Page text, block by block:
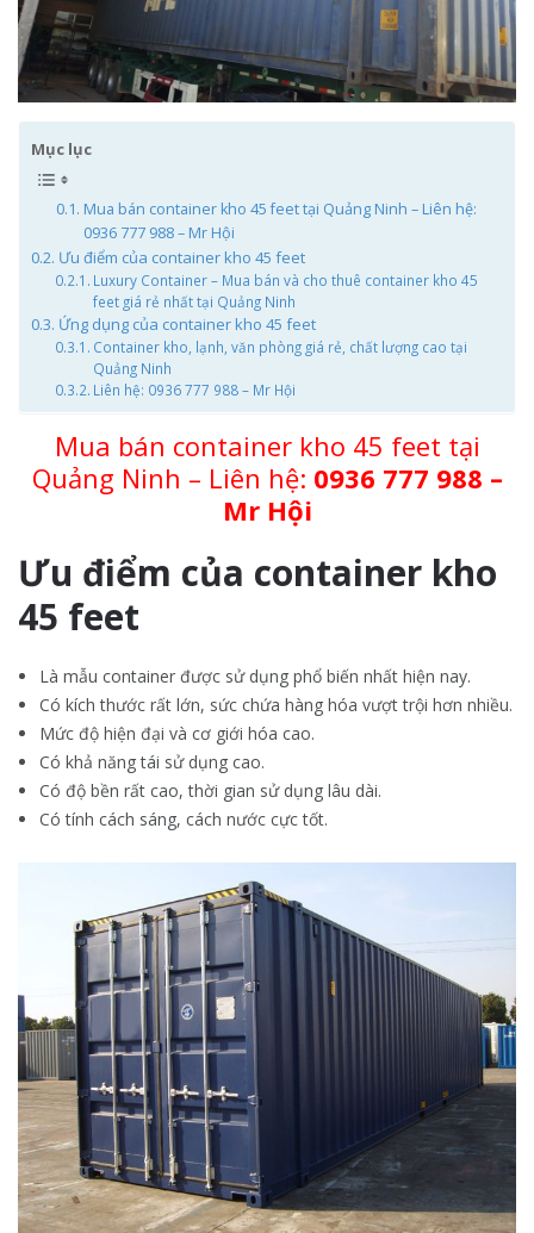
Mục lục
Mua bán container kho 45 feet tại Quảng Ninh – Liên hệ:
0936 777 988 – Mr Hội
Ưu điểm của container kho 45 feet
Luxury Container – Mua bán và cho thuê container kho 45
feet giá rẻ nhất tại Quảng Ninh
Ứng dụng của container kho 45 feet
Container kho, lạnh, văn phòng giá rẻ, chất lượng cao tại
Quảng Ninh
Liên hệ: 0936 777 988 – Mr Hội
Mua bán container kho 45 feet tại
Quảng Ninh – Liên hệ: 0936 777 988 –
Mr Hội
Ưu điểm của container kho
45 feet
Là mẫu container được sử dụng phổ biến nhất hiện nay.
Có kích thước rất lớn, sức chứa hàng hóa vượt trội hơn nhiều.
Mức độ hiện đại và cơ giới hóa cao.
Có khả năng tái sử dụng cao.
Có độ bền rất cao, thời gian sử dụng lâu dài.
Có tính cách sáng, cách nước cực tốt.